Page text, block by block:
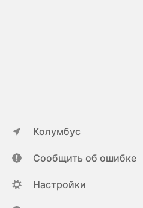
Колумбус
Сообщить об ошибке
Настройки